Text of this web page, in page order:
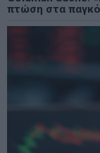
πτώση στα